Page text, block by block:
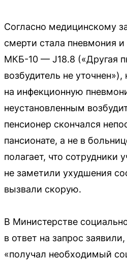
Согласно медицинскому
смерти стала пневмония и
МКБ-10 — J18.8 («Другая
возбудитель не
на инфекционную
неустановленным
пенсионер скончался
пансионате, а не в
полагает, что сотрудники
не заметили ухудшения
вызвали скорую.
В Министерстве
в ответ на запрос
«получал необходимый